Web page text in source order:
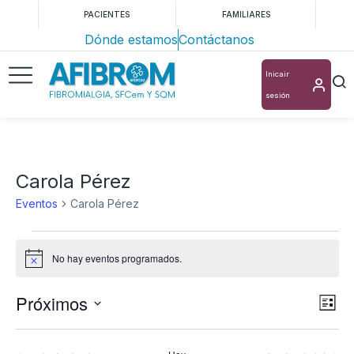
PACIENTES FAMILIARES
Dónde estamosContáctanos
Inicair
sesión
Carola Pérez
Eventos Carola Pérez
Aviso No hay eventos programados.
de
de
Lista
Próximos
Selecciona